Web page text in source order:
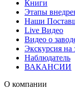
Книги
Этапы
Наши
Live Видео
Видео о
Экскурсия на
Наблюдатель
ВАКАНСИИ
О компании